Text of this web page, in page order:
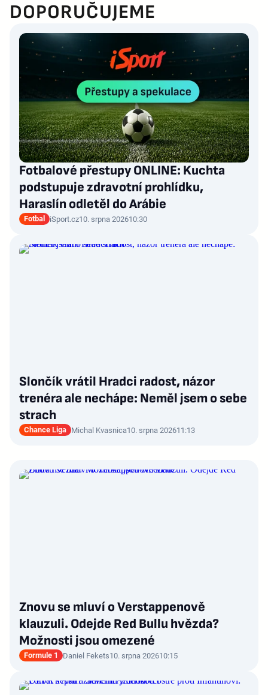
DOPORUČUJEME
Fotbalové přestupy ONLINE: Kuchta
podstupuje zdravotní prohlídku,
Haraslín odletěl do Arábie
Fotbal iSport.cz10. srpna 202610:30
Slončík vrátil Hradci radost, názor
trenéra ale nechápe: Neměl jsem o sebe
strach
Chance Liga Michal Kvasnica10. srpna 202611:13
Znovu se mluví o Verstappenově
klauzuli. Odejde Red Bullu hvězda?
Možnosti jsou omezené
Formule 1 Daniel Fekets10. srpna 202610:15